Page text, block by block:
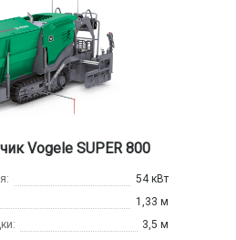
Vogele SUPER 800
54 кВт
1,33 м
3,5 м